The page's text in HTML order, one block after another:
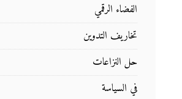
الفضاء الرقمي
تخاريف التدوين
حل النزاعات
في السياسة